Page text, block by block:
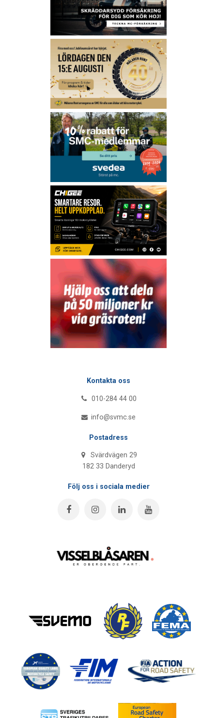
Kontakta oss
010-284 44 00
info@svmc.se
Postadress
Svärdvägen 29
182 33 Danderyd
Följ oss i sociala medier